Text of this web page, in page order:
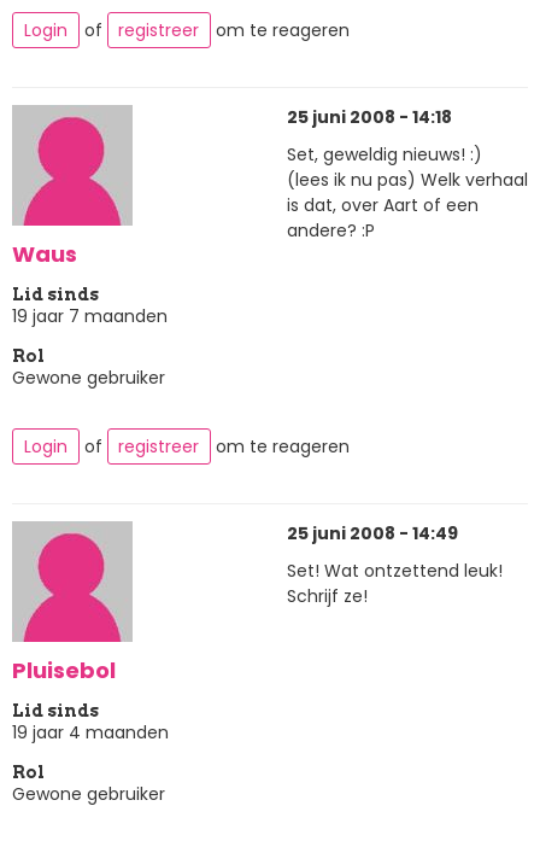
Login
of registreer om te reageren
Waus
Lid sinds
19 jaar 7 maanden
Rol
Gewone gebruiker
25 juni 2008 - 14:18
Set, geweldig nieuws! :)
(lees ik nu pas) Welk verhaal
is dat, over Aart of een
andere? :P
Login of registreer om te reageren
Pluisebol
Lid sinds
19 jaar 4 maanden
Rol
Gewone gebruiker
25 juni 2008 - 14:49
Set! Wat ontzettend leuk!
Schrijf ze!